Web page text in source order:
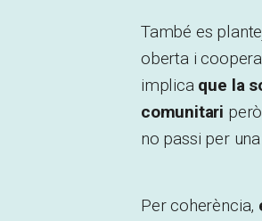
També es
oberta i
implica que la
comunitari
no passi per
Per coherència,